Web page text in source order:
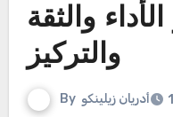
والثقة
والتركيز
By أدريان زيلينكو